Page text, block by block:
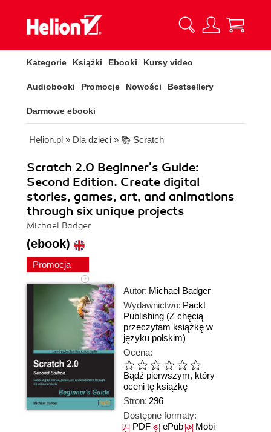
Kategorie Książki Ebooki Kursy video
Audiobooki Promocje Nowości Bestsellery
Darmowe ebooki
Helion.pl » Dla dzieci » 📚 Scratch
Scratch 2.0 Beginner's Guide:
Second Edition. Create digital
stories, games, art, and animations
through six unique projects
Michael Badger
(ebook)
Promocja
Autor: Michael Badger
Wydawnictwo: Packt
Publishing (Z chęcią
przeczytam książkę w
języku polskim)
Ocena:
Bądź pierwszym, który
oceni tę książkę
Stron: 296
Dostępne formaty:
PDFePubMobi